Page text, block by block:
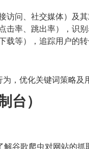
问、社交媒体）及
率、跳出率），识
载等），追踪用户的
，优化关键词策略及
）
谷歌爬虫对网站的